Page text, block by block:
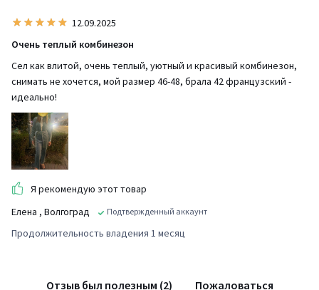
12.09.2025
Очень теплый комбинезон
Сел как влитой, очень теплый, уютный и красивый комбинезон,
снимать не хочется, мой размер 46-48, брала 42 французский -
идеально!
Я рекомендую этот товар
Елена , Волгоград Подтвержденный аккаунт
Продолжительность владения 1 месяц
Отзыв был полезным (2) Пожаловаться